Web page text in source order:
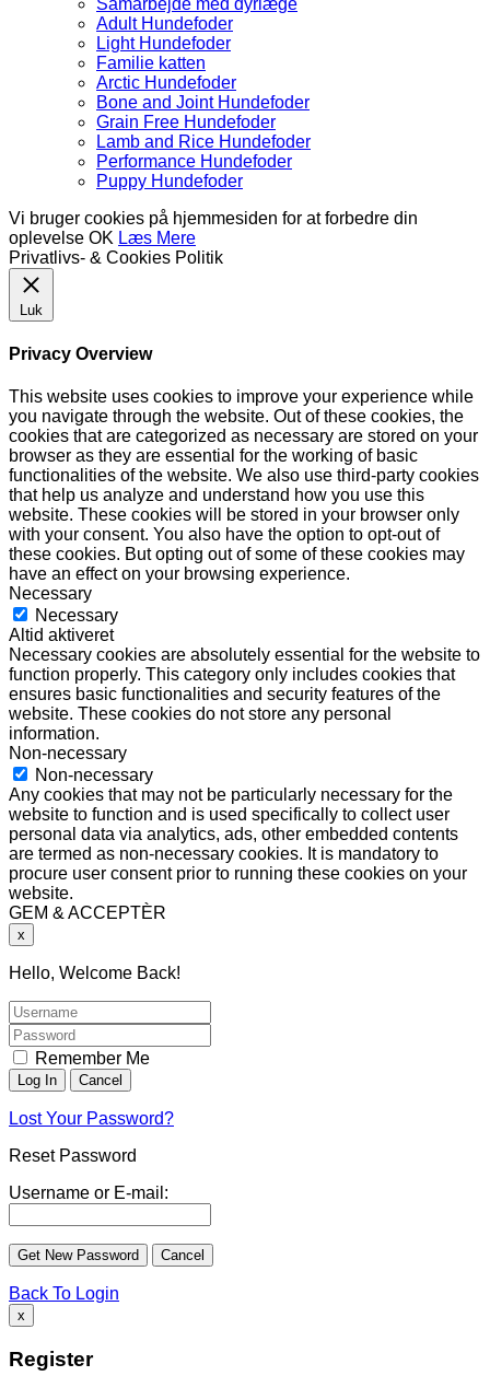
Samarbejde med dyrlæge
Adult Hundefoder
Light Hundefoder
Familie katten
Arctic Hundefoder
Bone and Joint Hundefoder
Grain Free Hundefoder
Lamb and Rice Hundefoder
Performance Hundefoder
Puppy Hundefoder
Vi bruger cookies på hjemmesiden for at forbedre din
oplevelse OK Læs Mere
Privatlivs- & Cookies Politik
Luk
Privacy Overview
This website uses cookies to improve your experience while
you navigate through the website. Out of these cookies, the
cookies that are categorized as necessary are stored on your
browser as they are essential for the working of basic
functionalities of the website. We also use third-party cookies
that help us analyze and understand how you use this
website. These cookies will be stored in your browser only
with your consent. You also have the option to opt-out of
these cookies. But opting out of some of these cookies may
have an effect on your browsing experience.
Necessary
Necessary
Altid aktiveret
Necessary cookies are absolutely essential for the website to
function properly. This category only includes cookies that
ensures basic functionalities and security features of the
website. These cookies do not store any personal
information.
Non-necessary
Non-necessary
Any cookies that may not be particularly necessary for the
website to function and is used specifically to collect user
personal data via analytics, ads, other embedded contents
are termed as non-necessary cookies. It is mandatory to
procure user consent prior to running these cookies on your
website.
GEM & ACCEPTÈR
x
Hello, Welcome Back!
Remember Me
Lost Your Password?
Reset Password
Username or E-mail:
Back To Login
x
Register